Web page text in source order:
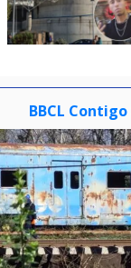
BBCL Contigo